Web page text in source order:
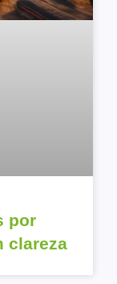
por
clareza